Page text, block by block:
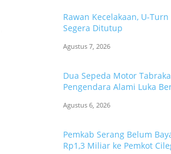
Rawan Kecelakaan, U-Turn
Segera Ditutup
Agustus 7, 2026
Dua Sepeda Motor
Pengendara Alami Luka
Agustus 6, 2026
Pemkab Serang Belum
Rp1,3 Miliar ke Pemkot